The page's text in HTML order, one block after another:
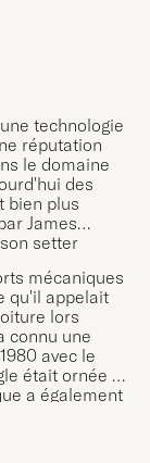
technologie
réputation
le domaine
des
bien plus
James
setter
mécaniques
qu'il appelait
lors
connu une
avec le
était ornée du
a également